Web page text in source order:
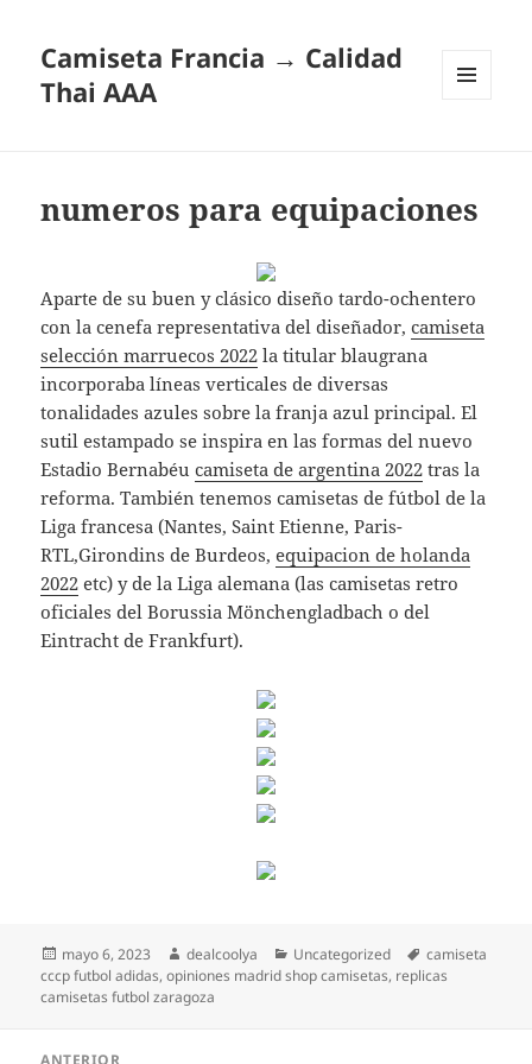
Camiseta Francia → Calidad
Thai AAA
numeros para equipaciones
Aparte de su buen y clásico diseño tardo-ochentero
con la cenefa representativa del diseñador,camiseta
selección marruecos 2022 la titular blaugrana
incorporaba líneas verticales de diversas
tonalidades azules sobre la franja azul principal. El
sutil estampado se inspira en las formas del nuevo
Estadio Bernabéucamiseta de argentina 2022 tras la
reforma. También tenemos camisetas de fútbol de la
Liga francesa (Nantes, Saint Etienne, Paris-
RTL,Girondins de Burdeos,equipacion de holanda
2022 etc) y de la Liga alemana (las camisetas retro
oficiales del Borussia Mönchengladbach o del
Eintracht de Frankfurt).
Publicado
el
mayo 6, 2023 Autor
dealcoolya Categorías
Uncategorized Etiquetas
camiseta
cccp futbol adidas,opiniones madrid shop camisetas, replicas
camisetas futbol zaragoza